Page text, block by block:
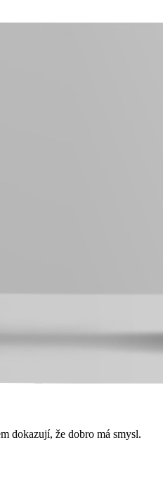
dokazují, že dobro má smysl.